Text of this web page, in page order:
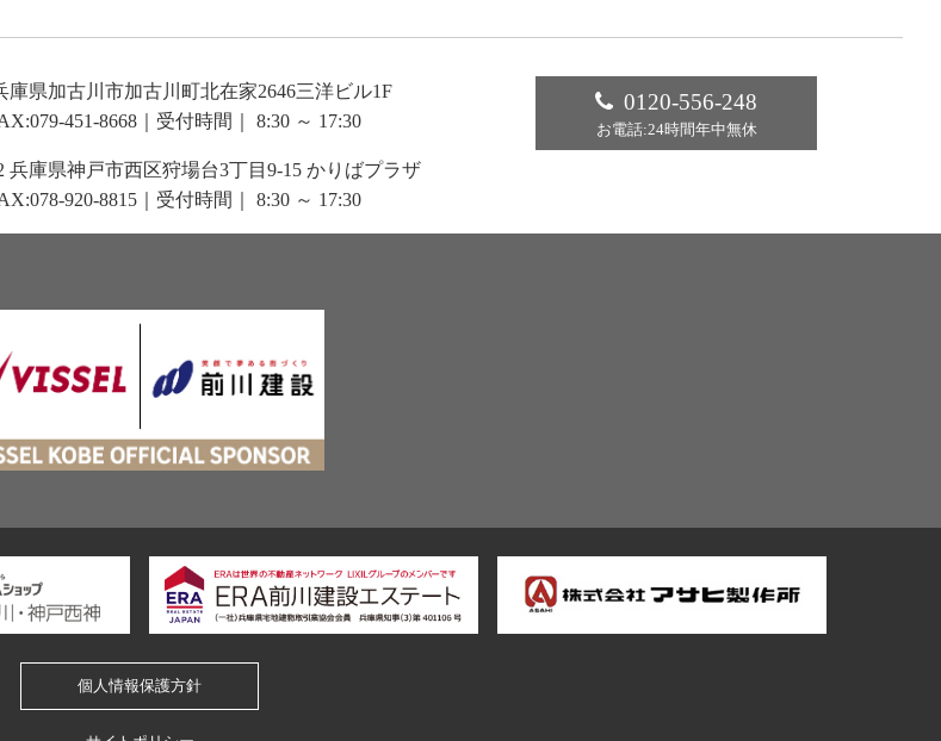
庫県加古川市加古川町北在家2646三洋ビル1F
451-8668 ｜受付時間｜ 8:30 ～ 17:30
兵庫県神戸市西区狩場台3丁目9-15 かりばプラザ
920-8815 ｜受付時間｜ 8:30 ～ 17:30
0120-556-248
お電話:24時間年中無休
個人情報保護方針